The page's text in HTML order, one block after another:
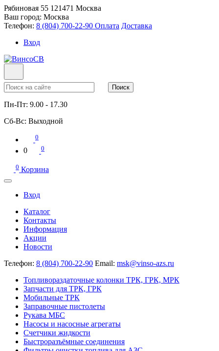
Рябиновая 55 121471 Москва
Ваш город: Москва
Телефон: 8 (804) 700-22-90 Оплата Доставка
Вход
Поиск
Пн-Пт: 9.00 - 17.30
Сб-Вс: Выходной
0
0 0
0 Корзина
Вход
Каталог
Контакты
Информация
Акции
Новости
Телефон: 8 (804) 700-22-90 Email: msk@vinso-azs.ru
Топливораздаточные колонки ТРК, ГРК, МРК
Запчасти для ТРК, ГРК
Мобильные ТРК
Заправочные пистолеты
Рукава МБС
Насосы и насосные агрегаты
Счетчики жидкости
Быстроразъёмные соединения